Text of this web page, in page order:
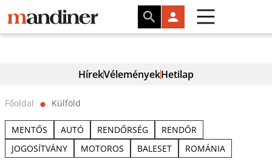
HírekVéleményekHetilap
Főoldal ⬤ Külföld
MENTŐS AUTÓ RENDŐRSÉG
RENDŐR
JOGOSÍTVÁNY
MOTOROS BALESET ROMÁNIA